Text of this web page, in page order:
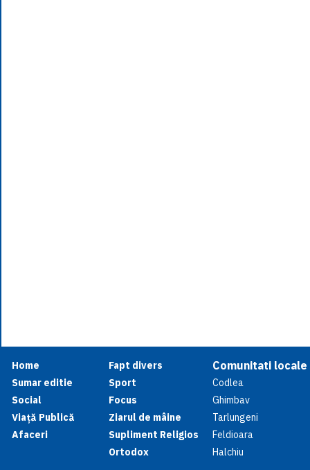
Home
Sumar editie
Social
Viață Publică
Afaceri
Fapt divers
Sport
Focus
Ziarul de mâine
Supliment Religios
Ortodox
Comunitati locale
Codlea
Ghimbav
Tarlungeni
Feldioara
Halchiu